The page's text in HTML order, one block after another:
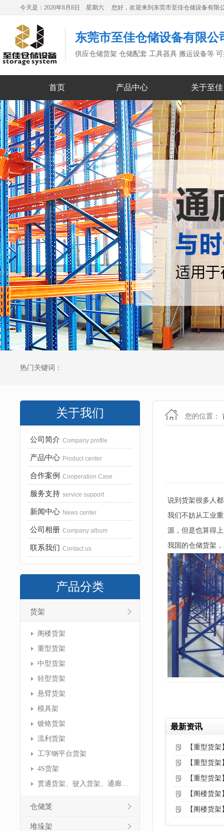
今天是：2026年8月8日 星期六 您好，欢迎来到东莞市至佳仓储设备有限
东莞市至佳仓储设备有限公
供应仓储货架 仓储配套 工具器具 搬运设备等
首页 产品中心 关于至佳
热门关键词：
关于我们
公司简介 Company profile
产品中心 Product center
合作案例 Cooperation Case
服务支持 service support
新闻中心 News center
公司相册 Company album
联系我们 Contact us
产品分类
货架
阁楼货架
重型货架
中型货架
轻型货架
悬臂货架
模具架
镀铬货架
流利货架
工字钢平台货架
4S货架
贯通货架、驶入货架、通廊货架
仓储笼
堆垛架
您的位置：
说到货架很多人
我们不妨从工业
源，但是也算得
我国的仓储货架
最新资讯
【重型货
【重型货
【重型货
【阁楼货
【阁楼货